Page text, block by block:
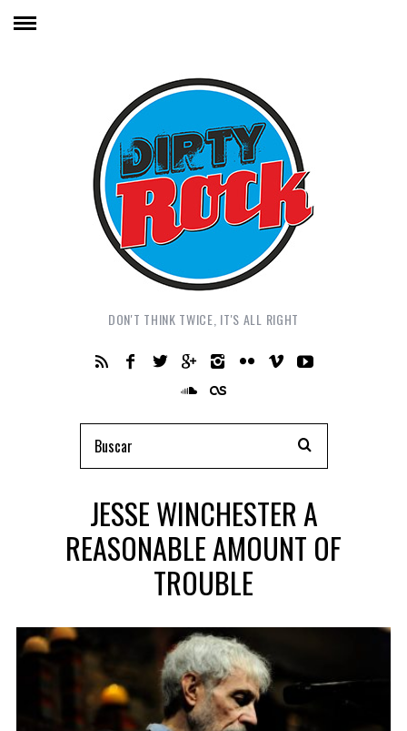
DON'T THINK TWICE, IT'S ALL RIGHT
JESSE WINCHESTER A
REASONABLE AMOUNT OF
TROUBLE